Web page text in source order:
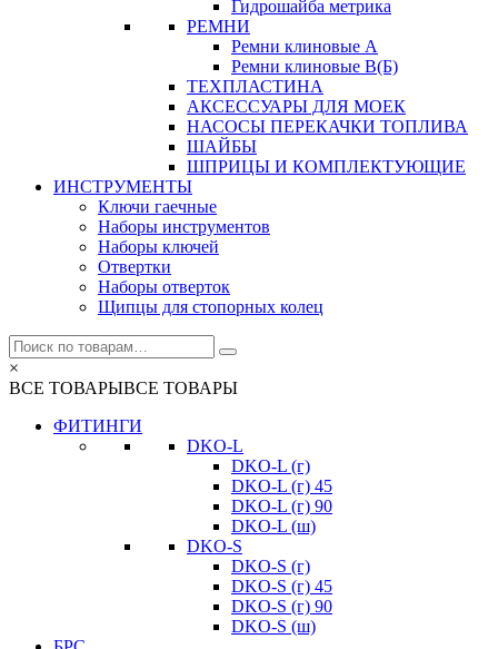
Гидрошайба метрика
РЕМНИ
Ремни клиновые А
Ремни клиновые В(Б)
ТЕХПЛАСТИНА
АКСЕССУАРЫ ДЛЯ МОЕК
НАСОСЫ ПЕРЕКАЧКИ ТОПЛИВА
ШАЙБЫ
ШПРИЦЫ И КОМПЛЕКТУЮЩИЕ
ИНСТРУМЕНТЫ
Ключи гаечные
Наборы инструментов
Наборы ключей
Отвертки
Наборы отверток
Щипцы для стопорных колец
×
ВСЕ ТОВАРЫВСЕ ТОВАРЫ
ФИТИНГИ
DKO-L
DKO-L (г)
DKO-L (г) 45
DKO-L (г) 90
DKO-L (ш)
DKO-S
DKO-S (г)
DKO-S (г) 45
DKO-S (г) 90
DKO-S (ш)